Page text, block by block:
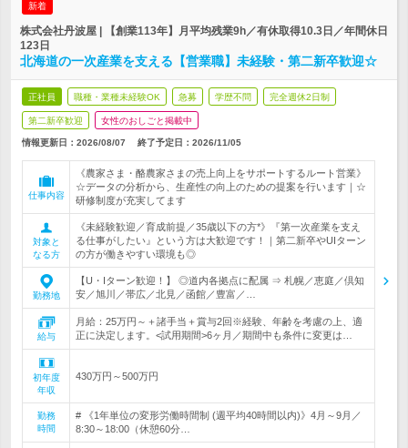
新着
株式会社丹波屋 | 【創業113年】月平均残業9h／有休取得10.3日／年間休日
123日
北海道の一次産業を支える【営業職】未経験・第二新卒歓迎☆
正社員 職種・業種未経験OK 急募 学歴不問 完全週休2日制
第二新卒歓迎 女性のおしごと掲載中
情報更新日：2026/08/07 終了予定日： 2026/11/05
仕事内容
《農家さま・酪農家さまの売上向上をサポートするルート営業》
☆データの分析から、生産性の向上のための提案を行います｜☆
研修制度が充実してます
対象と
なる方
《未経験歓迎／育成前提／35歳以下の方*》『第一次産業を支え
る仕事がしたい』という方は大歓迎です！｜第二新卒やUIターン
の方が働きやすい環境も◎
勤務地
【U・Iターン歓迎！】 ◎道内各拠点に配属 ⇒ 札幌／恵庭／倶知
安／旭川／帯広／北見／函館／豊富／…
給与
月給：25万円～＋諸手当＋賞与2回※経験、年齢を考慮の上、適
正に決定します。<試用期間>6ヶ月／期間中も条件に変更は…
初年度
年収
430万円～500万円
勤務
時間
# 《1年単位の変形労働時間制 (週平均40時間以内)》4月～9月／
8:30～18:00（休憩60分…